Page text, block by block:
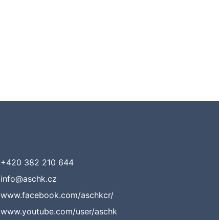
+420 382 210 644
info@aschk.cz
www.facebook.com/aschkcr/
www.youtube.com/user/aschk